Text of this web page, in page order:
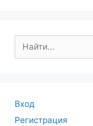
Вход
Регистрация